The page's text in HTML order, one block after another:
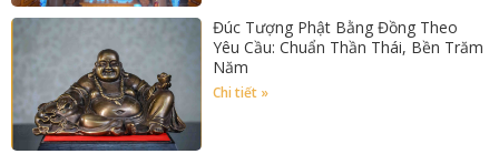
Đúc Tượng Phật Bằng Đồng Theo
Yêu Cầu: Chuẩn Thần Thái, Bền Trăm
Năm
Chi tiết »